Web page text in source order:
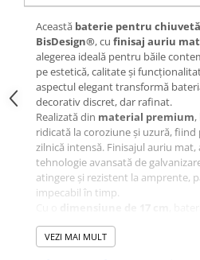
Această baterie pentru
BisDesign®, cu finisaj auriu mat
alegerea ideală pentru băile
pe estetică, calitate și
aspectul elegant transformă
decorativ discret, dar rafinat.
Realizată din material premium
ridicată la coroziune și uzură,
zilnică intensă. Finisajul auriu
tehnologie avansată de
atingere și rezistent la amprente,
impecabil în timp.
proporționată pentru majoritatea
jet de apă confortabil și bine
VEZI MAI MULT